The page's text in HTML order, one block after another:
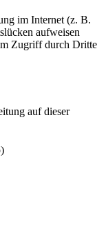
im Internet (z. B.
aufweisen
Zugriff durch Dritte
auf dieser